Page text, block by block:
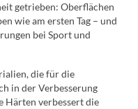
getrieben: Oberflächen
wie am ersten Tag – und
bei Sport und
die für die
in der Verbesserung
Härten verbessert die